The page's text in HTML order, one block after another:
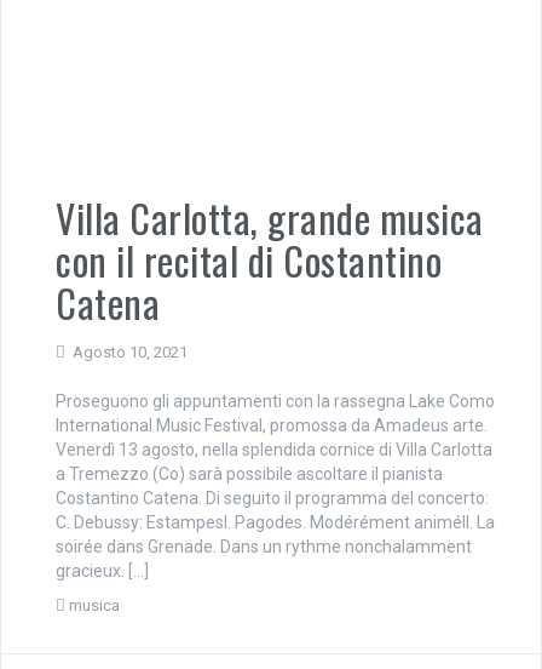
Villa Carlotta, grande musica
con il recital di Costantino
Catena
Agosto 10, 2021
Proseguono gli appuntamenti con la rassegna Lake Como
International Music Festival, promossa da Amadeus arte.
Venerdì 13 agosto, nella splendida cornice di Villa Carlotta
a Tremezzo (Co) sarà possibile ascoltare il pianista
Costantino Catena. Di seguito il programma del concerto:
C. Debussy: EstampesI. Pagodes. Modérément animéII. La
soirée dans Grenade. Dans un rythme nonchalamment
gracieux. […]
musica